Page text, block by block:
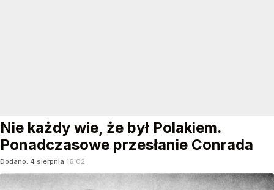
Nie każdy wie, że był Polakiem.
Ponadczasowe przesłanie Conrada
Dodano: 4 sierpnia 16:02